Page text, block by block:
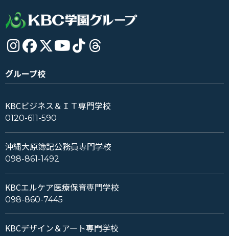
グループ校
KBCビジネス＆ＩＴ専門学校
0120-611-590
沖縄大原簿記公務員専門学校
098-861-1492
KBCエルケア医療保育専門学校
098-860-7445
KBCデザイン＆アート専門学校